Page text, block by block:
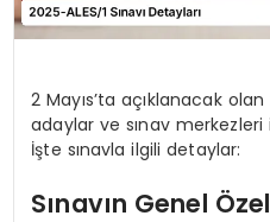
2 Mayıs’ta açıklanacak olan
adaylar ve sınav
İşte sınavla ilgili detaylar:
Sınavın Genel